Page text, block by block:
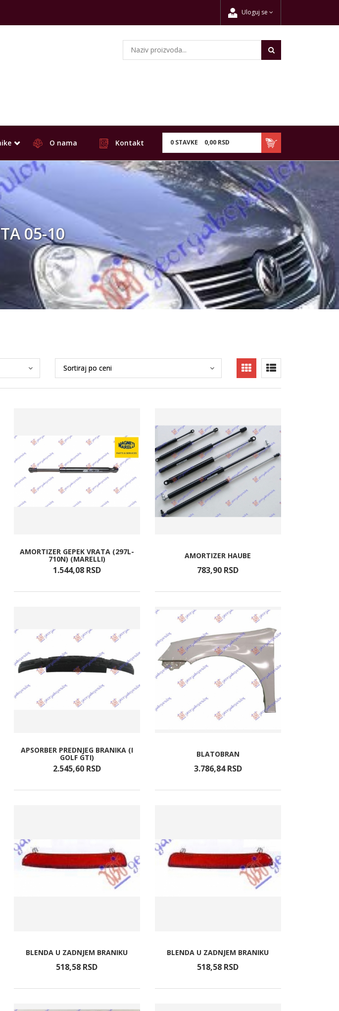
Uloguj se
0 STAVKE 0,00 RSD
O nama Kontakt
05-10
AMORTIZER GEPEK VRATA (297L-
710N) (MARELLI)
1.544,08 RSD
AMORTIZER HAUBE
783,90 RSD
APSORBER PREDNJEG BRANIKA (I
GOLF GTI)
2.545,60 RSD
BLATOBRAN
3.786,84 RSD
BLENDA U ZADNJEM BRANIKU
518,58 RSD
BLENDA U ZADNJEM BRANIKU
518,58 RSD